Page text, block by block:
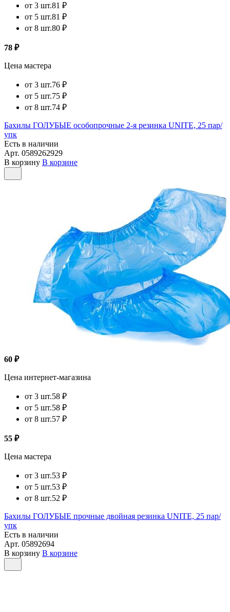
от 3 шт.81 ₽
от 5 шт.81 ₽
от 8 шт.80 ₽
78 ₽
Цена мастера
от 3 шт.76 ₽
от 5 шт.75 ₽
от 8 шт.74 ₽
Бахилы ГОЛУБЫЕ особопрочные 2-я резинка UNITE, 25 пар/
упк
Есть в наличии
Арт. 0589262929
В корзину В корзине
60 ₽
Цена интернет-магазина
от 3 шт.58 ₽
от 5 шт.58 ₽
от 8 шт.57 ₽
55 ₽
Цена мастера
от 3 шт.53 ₽
от 5 шт.53 ₽
от 8 шт.52 ₽
Бахилы ГОЛУБЫЕ прочные двойная резинка UNITE, 25 пар/
упк
Есть в наличии
Арт. 05892694
В корзину В корзине